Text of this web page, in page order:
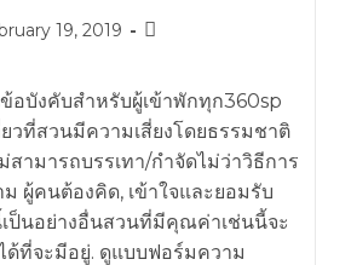
19, 2019
อบังคับสำหรับผู้เข้าพักทุก360sp
วที่สวนมีความเสี่ยงโดยธรรมชาติ
สามารถบรรเทา/กำจัดไม่ว่าวิธีการ
ผู้คนต้องคิด, เข้าใจและยอมรับ
เป็นอย่างอื่นสวนที่มีคุณค่าเช่นนี้จะ
ด้ที่จะมีอยู่. ดูแบบฟอร์มความ